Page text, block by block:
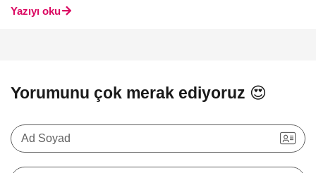
Yazıyı oku
Yorumunu çok merak ediyoruz 😍
Ad Soyad